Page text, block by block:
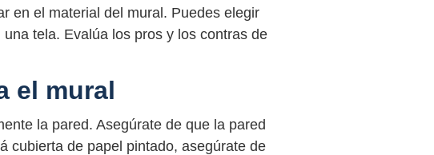
en el material del mural. Puedes elegir
tela. Evalúa los pros y los contras de
el mural
la pared. Asegúrate de que la pared
cubierta de papel pintado, asegúrate de